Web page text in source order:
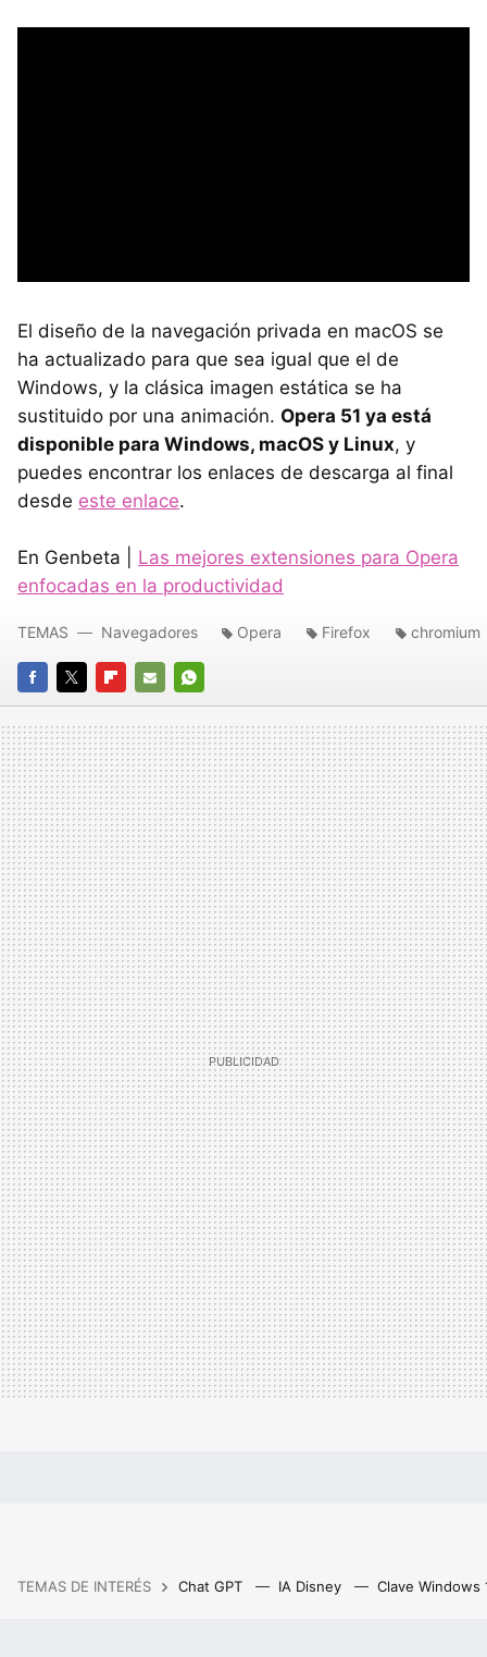
El diseño de la navegación privada en macOS se
ha actualizado para que sea igual que el de
Windows, y la clásica imagen estática se ha
sustituido por una animación. Opera 51 ya está
disponible para Windows, macOS y Linux, y
puedes encontrar los enlaces de descarga al final
desde este enlace.
En Genbeta | Las mejores extensiones para Opera
enfocadas en la productividad
FACEBOOK
TWITTERFLIPBOARD
E-
MAIL
WHATSAPP
TEMAS Navegadores Opera Firefox chromium
TEMAS DE INTERÉS Chat GPT IA Disney Clave Windows